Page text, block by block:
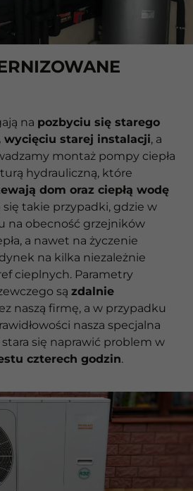
na pozbyciu się starego
wycięciu starej instalacji, a
montaż pompy ciepła
hydrauliczną, które
dom oraz ciepłą wodę
się takie przypadki, gdzie w
na obecność grzejników
a nawet na życzenie
na kilka niezależnie
cieplnych. Parametry
są zdalnie
naszą firmę, a w przypadku
nasza specjalna
się naprawić problem w
czterech godzin.